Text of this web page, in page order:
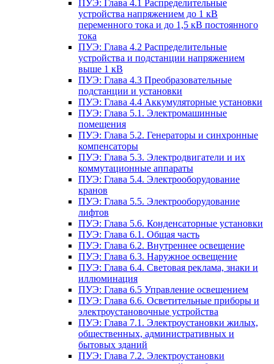
ПУЭ: Глава 4.1 Распределительные
устройства напряжением до 1 кВ
переменного тока и до 1,5 кВ постоянного
тока
ПУЭ: Глава 4.2 Распределительные
устройства и подстанции напряжением
выше 1 кВ
ПУЭ: Глава 4.3 Преобразовательные
подстанции и установки
ПУЭ: Глава 4.4 Аккумуляторные установки
ПУЭ: Глава 5.1. Электромашинные
помещения
ПУЭ: Глава 5.2. Генераторы и синхронные
компенсаторы
ПУЭ: Глава 5.3. Электродвигатели и их
коммутационные аппараты
ПУЭ: Глава 5.4. Электрооборудование
кранов
ПУЭ: Глава 5.5. Электрооборудование
лифтов
ПУЭ: Глава 5.6. Конденсаторные установки
ПУЭ: Глава 6.1. Общая часть
ПУЭ: Глава 6.2. Внутреннее освещение
ПУЭ: Глава 6.3. Наружное освещение
ПУЭ: Глава 6.4. Световая реклама, знаки и
иллюминация
ПУЭ: Глава 6.5 Управление освещением
ПУЭ: Глава 6.6. Осветительные приборы и
электроустановочные устройства
ПУЭ: Глава 7.1. Электроустановки жилых,
общественных, административных и
бытовых зданий
ПУЭ: Глава 7.2. Электроустановки